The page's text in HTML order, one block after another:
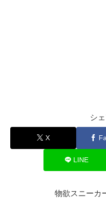
シ
X
LINE
物欲スニーカ